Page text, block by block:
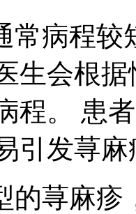
常病程较
生会根
程。 患
引发荨麻
的荨麻